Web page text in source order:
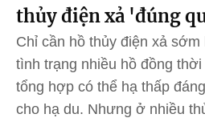
thủy điện xả 'đúng
Chỉ cần hồ thủy điện xả
tình trạng nhiều hồ đồng
tổng hợp có thể hạ thấp
cho hạ du. Nhưng ở nhiều